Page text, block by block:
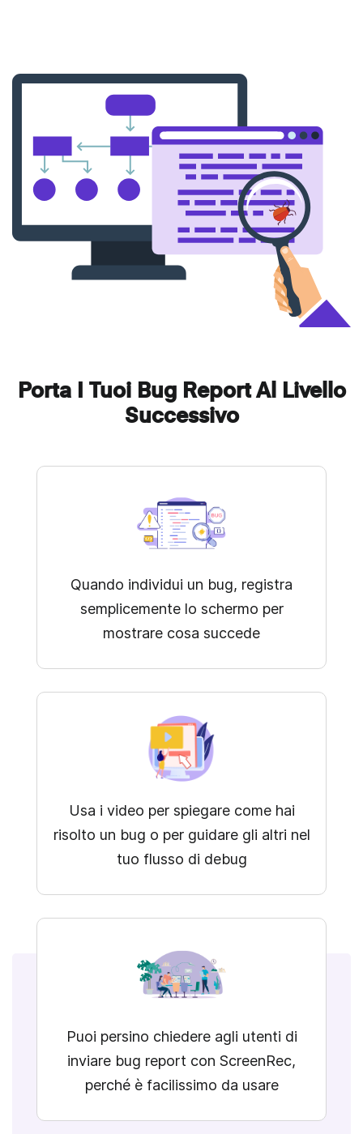
Porta I Tuoi Bug Report Al Livello
Successivo
Quando individui un bug, registra
semplicemente lo schermo per
mostrare cosa succede
Usa i video per spiegare come hai
risolto un bug o per guidare gli altri nel
tuo flusso di debug
Puoi persino chiedere agli utenti di
inviare bug report con ScreenRec,
perché è facilissimo da usare